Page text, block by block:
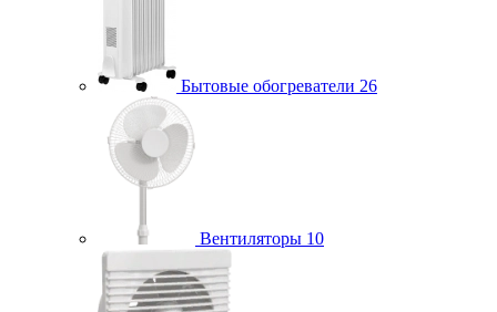
Бытовые обогреватели 26
Вентиляторы 10